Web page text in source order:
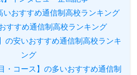
いおすすめ通信制高校ランキング
すすめ通信制高校ランキング
の安いおすすめ通信制高校ランキ
ング
・コース】の多いおすすめ通信制